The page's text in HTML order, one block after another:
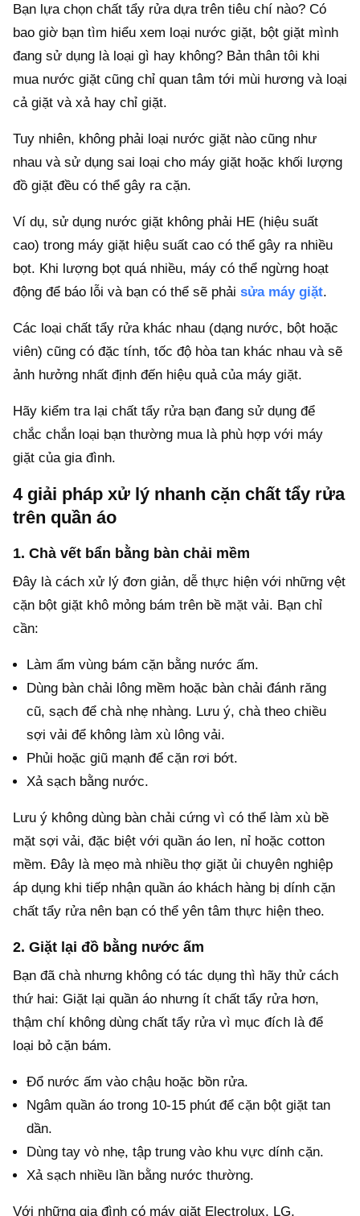
Bạn lựa chọn chất tẩy rửa dựa trên tiêu chí nào? Có
bao giờ bạn tìm hiểu xem loại nước giặt, bột giặt mình
đang sử dụng là loại gì hay không? Bản thân tôi khi
mua nước giặt cũng chỉ quan tâm tới mùi hương và loại
cả giặt và xả hay chỉ giặt.
Tuy nhiên, không phải loại nước giặt nào cũng như
nhau và sử dụng sai loại cho máy giặt hoặc khối lượng
đồ giặt đều có thể gây ra cặn.
Ví dụ, sử dụng nước giặt không phải HE (hiệu suất
cao) trong máy giặt hiệu suất cao có thể gây ra nhiều
bọt. Khi lượng bọt quá nhiều, máy có thể ngừng hoạt
động để báo lỗi và bạn có thể sẽ phải sửa máy giặt.
Các loại chất tẩy rửa khác nhau (dạng nước, bột hoặc
viên) cũng có đặc tính, tốc độ hòa tan khác nhau và sẽ
ảnh hưởng nhất định đến hiệu quả của máy giặt.
Hãy kiểm tra lại chất tẩy rửa bạn đang sử dụng để
chắc chắn loại bạn thường mua là phù hợp với máy
giặt của gia đình.
4 giải pháp xử lý nhanh cặn chất tẩy rửa
trên quần áo
1. Chà vết bẩn bằng bàn chải mềm
Đây là cách xử lý đơn giản, dễ thực hiện với những vệt
cặn bột giặt khô mỏng bám trên bề mặt vải. Bạn chỉ
cần:
Làm ẩm vùng bám cặn bằng nước ấm.
Dùng bàn chải lông mềm hoặc bàn chải đánh răng
cũ, sạch để chà nhẹ nhàng. Lưu ý, chà theo chiều
sợi vải để không làm xù lông vải.
Phủi hoặc giũ mạnh để cặn rơi bớt.
Xả sạch bằng nước.
Lưu ý không dùng bàn chải cứng vì có thể làm xù bề
mặt sợi vải, đặc biệt với quần áo len, nỉ hoặc cotton
mềm. Đây là mẹo mà nhiều thợ giặt ủi chuyên nghiệp
áp dụng khi tiếp nhận quần áo khách hàng bị dính cặn
chất tẩy rửa nên bạn có thể yên tâm thực hiện theo.
2. Giặt lại đồ bằng nước ấm
Bạn đã chà nhưng không có tác dụng thì hãy thử cách
thứ hai: Giặt lại quần áo nhưng ít chất tẩy rửa hơn,
thậm chí không dùng chất tẩy rửa vì mục đích là để
loại bỏ cặn bám.
Đổ nước ấm vào chậu hoặc bồn rửa.
Ngâm quần áo trong 10-15 phút để cặn bột giặt tan
dần.
Dùng tay vò nhẹ, tập trung vào khu vực dính cặn.
Xả sạch nhiều lần bằng nước thường.
Với những gia đình có máy giặt Electrolux, LG,